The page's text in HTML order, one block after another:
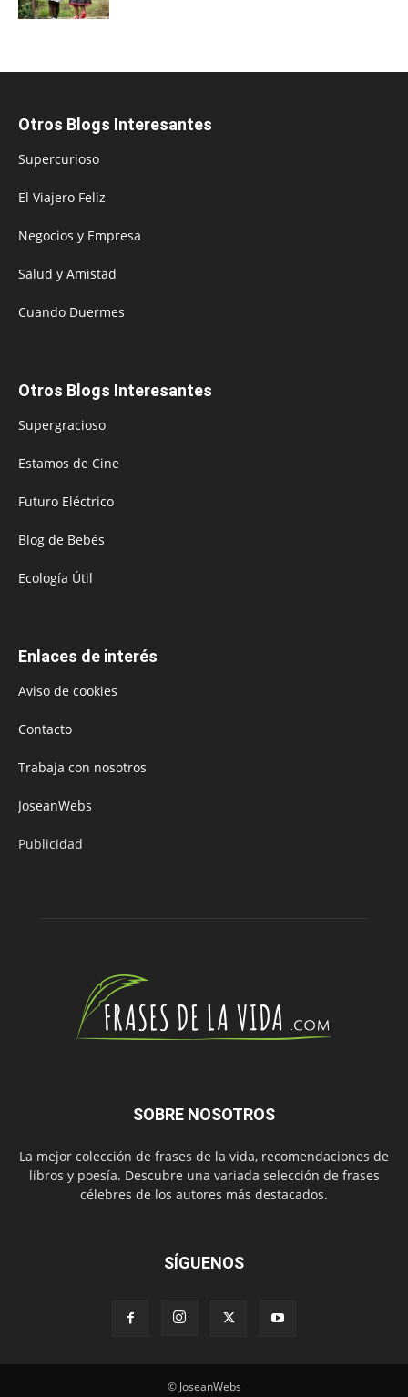
Otros Blogs Interesantes
Supercurioso
El Viajero Feliz
Negocios y Empresa
Salud y Amistad
Cuando Duermes
Otros Blogs Interesantes
Supergracioso
Estamos de Cine
Futuro Eléctrico
Blog de Bebés
Ecología Útil
Enlaces de interés
Aviso de cookies
Contacto
Trabaja con nosotros
JoseanWebs
Publicidad
SOBRE NOSOTROS
La mejor colección de frases de la vida, recomendaciones de
libros y poesía. Descubre una variada selección de frases
célebres de los autores más destacados.
SÍGUENOS
© JoseanWebs